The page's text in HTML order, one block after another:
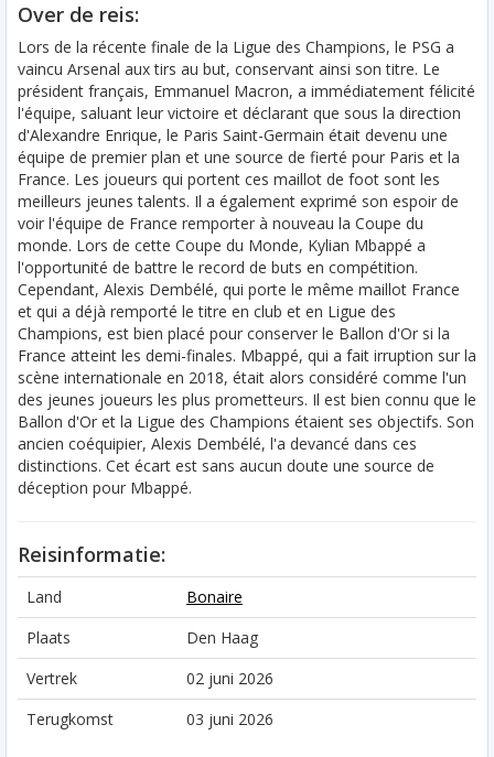
Over de reis:
Lors de la récente finale de la Ligue des Champions, le PSG a
vaincu Arsenal aux tirs au but, conservant ainsi son titre. Le
président français, Emmanuel Macron, a immédiatement félicité
l'équipe, saluant leur victoire et déclarant que sous la direction
d'Alexandre Enrique, le Paris Saint-Germain était devenu une
équipe de premier plan et une source de fierté pour Paris et la
France. Les joueurs qui portent ces maillot de foot sont les
meilleurs jeunes talents. Il a également exprimé son espoir de
voir l'équipe de France remporter à nouveau la Coupe du
monde. Lors de cette Coupe du Monde, Kylian Mbappé a
l'opportunité de battre le record de buts en compétition.
Cependant, Alexis Dembélé, qui porte le même maillot France
et qui a déjà remporté le titre en club et en Ligue des
Champions, est bien placé pour conserver le Ballon d'Or si la
France atteint les demi-finales. Mbappé, qui a fait irruption sur la
scène internationale en 2018, était alors considéré comme l'un
des jeunes joueurs les plus prometteurs. Il est bien connu que le
Ballon d'Or et la Ligue des Champions étaient ses objectifs. Son
ancien coéquipier, Alexis Dembélé, l'a devancé dans ces
distinctions. Cet écart est sans aucun doute une source de
déception pour Mbappé.
Reisinformatie:
Land
Bonaire
Plaats
Den Haag
Vertrek
02 juni 2026
Terugkomst
03 juni 2026